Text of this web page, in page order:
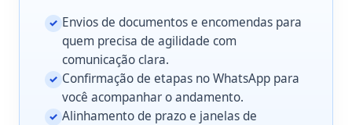
✓ Envios de documentos e encomendas para
quem precisa de agilidade com
comunicação clara.
✓ Confirmação de etapas no WhatsApp para
você acompanhar o andamento.
✓ Alinhamento de prazo e janelas de